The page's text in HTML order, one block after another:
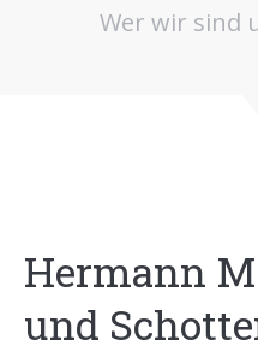
Wer wir sind
Hermann
und